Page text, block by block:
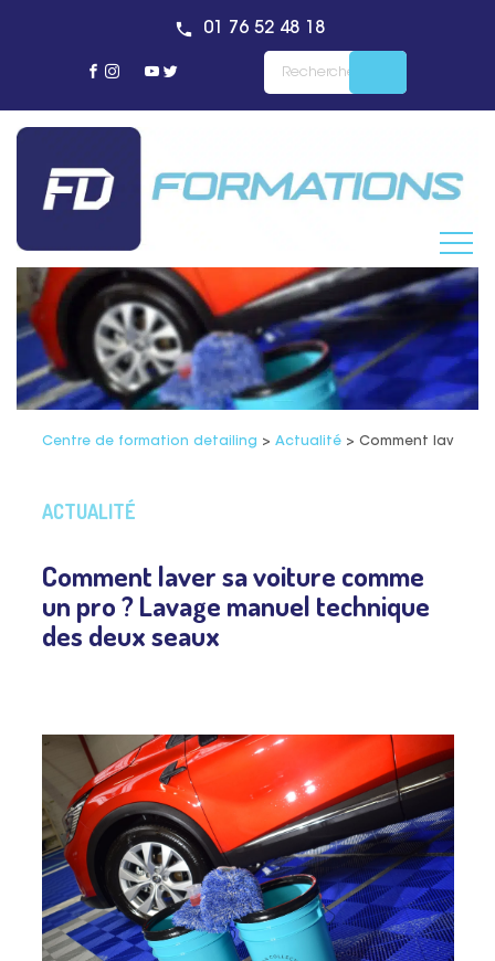
01 76 52 48 18
Centre de formation detailing > Actualité> Comment laver sa
ACTUALITÉ
Comment laver sa voiture comme
un pro ? Lavage manuel technique
des deux seaux​